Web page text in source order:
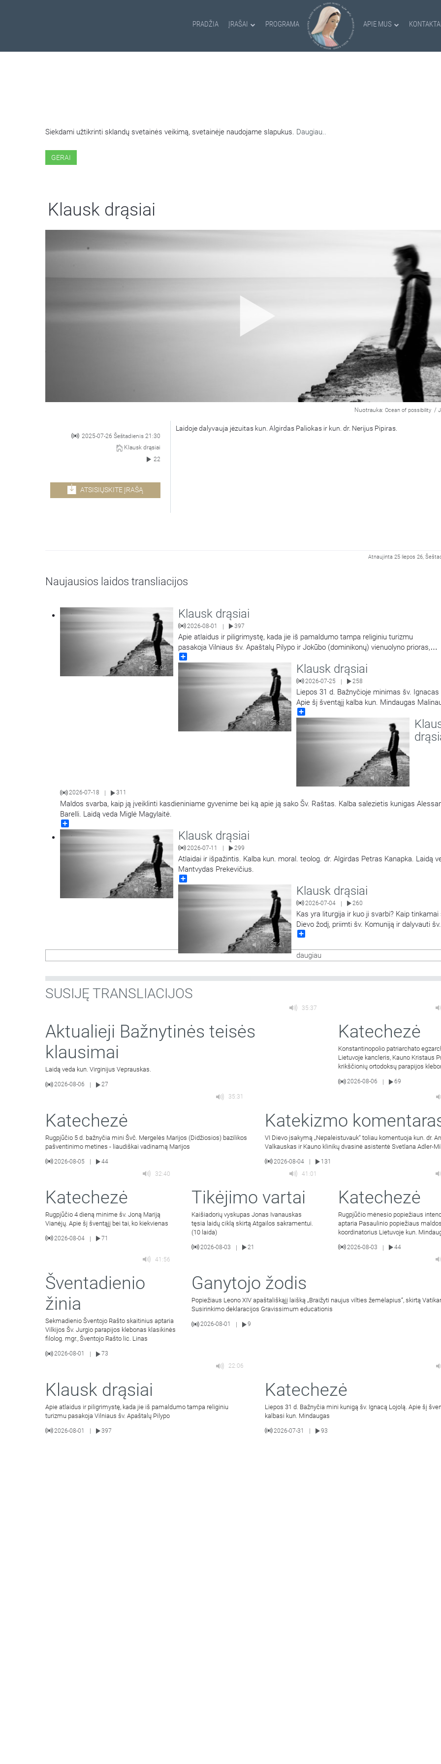
PRADŽIA ĮRAŠAI PROGRAMA APIE MUS
Siekdami užtikrinti sklandų svetainės veikimą, svetainėje naudojame slapukus. Daugiau..
GERAI
Klausk drąsiai
Nuotrauka: Ocean of possibility /
2025-07-26 Šeštadienis 21:30
Klausk drąsiai
22
ATSISIŲSKITE ĮRAŠĄ
Laidoje dalyvauja jėzuitas kun. Algirdas Paliokas ir kun. dr. Nerijus Pipiras.
Atnaujinta 25 liepos 26,
Naujausios laidos transliacijos
22:06
Klausk drąsiai
2026-08-01 | 397
Apie atlaidus ir piligrimystę, kada jie iš pamaldumo tampa religiniu turizmu
pasakoja Vilniaus šv. Apaštalų Pilypo ir Jokūbo (dominikonų) vienuolyno prioras,
kunigas Jokūbas Marija Goštautas OP.
1:38:15
Klausk drąsiai
2026-07-25 | 258
Liepos 31 d. Bažnyčioje minimas šv. Ignacas
Apie šį šventąjį kalba kun. Mindaugas
Laidą veda Mantvydas Prekevičius.
1:42:26
2026-07-18 311
Maldos svarba, kaip ją įveiklinti kasdieniniame gyvenime bei ką apie ją sako Šv. Raštas. Kalba salezietis kunigas
Barelli. Laidą veda Miglė Magylaitė.
1:44:25
Klausk drąsiai
2026-07-11 299
Atlaidai ir išpažintis. Kalba kun. moral. teolog. dr. Algirdas Petras Kanapka. Laidą
Mantvydas Prekevičius.
1:32:21
Klausk drąsiai
2026-07-04 | 260
Kas yra liturgija ir kuo ji svarbi? Kaip
Dievo žodį, priimti šv. Komuniją ir dalyvauti
aukoje? Laidoje į klausytojų klausimus
Povilo bažnyčios rezidentas,Vilniaus ir Utenos
daugiau
SUSIJĘ TRANSLIACIJOS
35:37
Aktualieji Bažnytinės teisės
klausimai
Laidą veda kun. Virginijus Veprauskas.
2026-08-06 27
Katechezė
Konstantinopolio patriarchato
Lietuvoje kancleris, Kauno Kristaus
krikščionių ortodoksų parapijos
2026-08-06 69
35:31
Katechezė
Rugpjūčio 5 d. bažnyčia mini Švč. Mergelės Marijos (Didžiosios) bazilikos
pašventinimo metines - liaudiškai vadinamą Marijos
2026-08-05 44
Katekizmo
VI Dievo įsakymą „Nepaleistuvauk“ toliau komentuoja kun. dr.
Valkauskas ir Kauno klinikų dvasinė asistentė Svetlana Adler-
2026-08-04
131
32:40
Katechezė
Rugpjūčio 4 dieną minime šv. Joną Mariją
Vianėjų. Apie šį šventąjį bei tai, ko kiekvienas
2026-08-04 | 71
41:01
Tikėjimo vartai
Kaišiadorių vyskupas Jonas Ivanauskas
tęsia laidų ciklą skirtą Atgailos sakramentui.
(10 laida)
2026-08-03 | 21
Katechezė
Rugpjūčio mėnesio popiežiaus
aptaria Pasaulinio popiežiaus
koordinatorius Lietuvoje kun.
2026-08-03 |
44
41:56
Šventadienio
žinia
Sekmadienio Šventojo Rašto skaitinius aptaria
Vilkijos Šv. Jurgio parapijos klebonas klasikinės
filolog. mgr., Šventojo Rašto lic. Linas
2026-08-01 73
Ganytojo žodis
Popiežiaus Leono XIV apaštališkąjį laišką „Braižyti naujus vilties žemėlapius“, skirtą
Susirinkimo deklaracijos Gravissimum educationis
2026-08-01 9
22:06
Klausk drąsiai
Apie atlaidus ir piligrimystę, kada jie iš pamaldumo tampa religiniu
turizmu pasakoja Vilniaus šv. Apaštalų Pilypo
2026-08-01 397
Katechezė
Liepos 31 d. Bažnyčia mini kunigą šv. Ignacą Lojolą. Apie šį
kalbasi kun. Mindaugas
2026-07-31 93